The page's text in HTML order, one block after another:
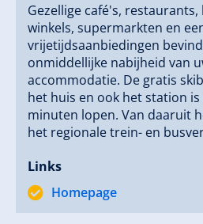
Gezellige café's,
winkels, supermarkten en
vrijetijdsaanbiedingen
onmiddellijke nabijheid van
accommodatie. De gratis
het huis en ook het station
minuten lopen. Van daaruit
het regionale trein- en
Links
Homepage